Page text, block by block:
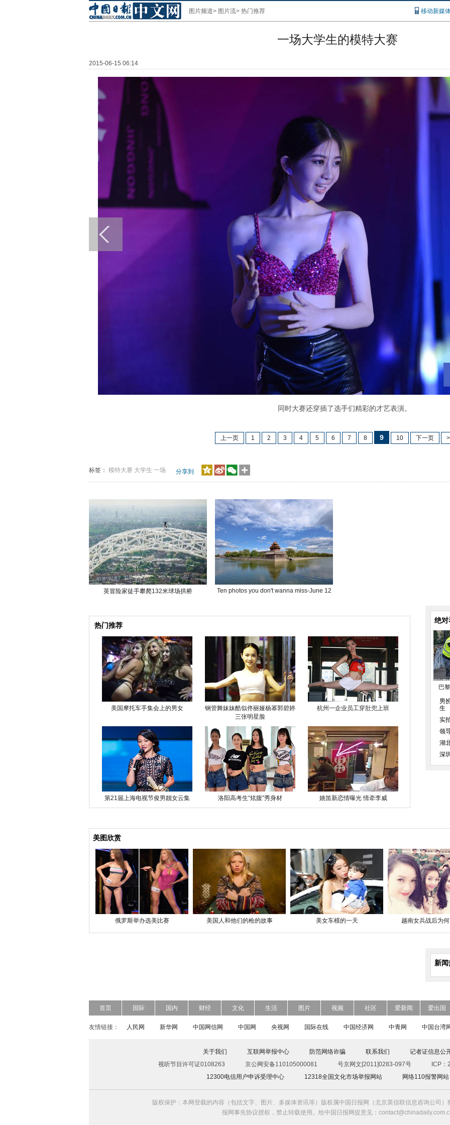
图片频道> 图片流> 热门推荐 移动新媒
一场大学生的模特大赛
2015-06-15 06:14
同时大赛还穿插了选手们精彩的才艺表演。
上一页 1 2 3 4 5 6 7 8 9 10 下一页
标签： 模特大赛 大学生 一场 分享到
英冒险家徒手攀爬132米球场拱桥 Ten photos you don't wanna miss-June 12
热门推荐
美国摩托车手集会上的男女
钢管舞妹妹酷似佟丽娅杨幂郭碧婷
三张明星脸
杭州一企业员工穿肚兜上班
第21届上海电视节俊男靓女云集 洛阳高考生“炫腹”秀身材 姚笛新恋情曝光 情牵李威
绝对
巴
男
生
实
领
湖
深
美图欣赏
俄罗斯举办选美比赛 美国人和他们的枪的故事 美女车模的一天 越南女兵战后为
新
首页 国际 国内 财经 文化 生活 图片 视频 社区 爱新闻 爱出国
友情链接： 人民网 新华网 中国网信网 中国网 央视网 国际在线 中国经济网 中青网 中国台湾
关于我们 互联网举报中心 防范网络诈骗 联系我们
记者证信息公
视听节目许可证0108263
京公网安备110105000081 号京网文[2011]0283-097号
ICP
12300电信用户申诉受理中心
12318全国文化市场举报网站 网络110报警网站
版权保护：本网登载的内容（包括文字、图片、多媒体资讯等）版权属中国日报网（北京英信联信息咨询公司
报网事先协议授权，禁止转载使用。给中国日报网提意见：